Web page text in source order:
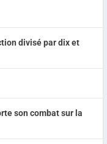
divisé par dix et
son combat sur la